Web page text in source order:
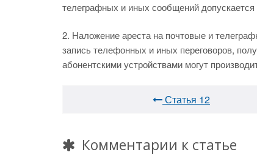
телеграфных и иных сообщений
2. Наложение ареста на почтовые и
запись телефонных и иных переговоров,
абонентскими устройствами могут
Статья 12
Комментарии к статье